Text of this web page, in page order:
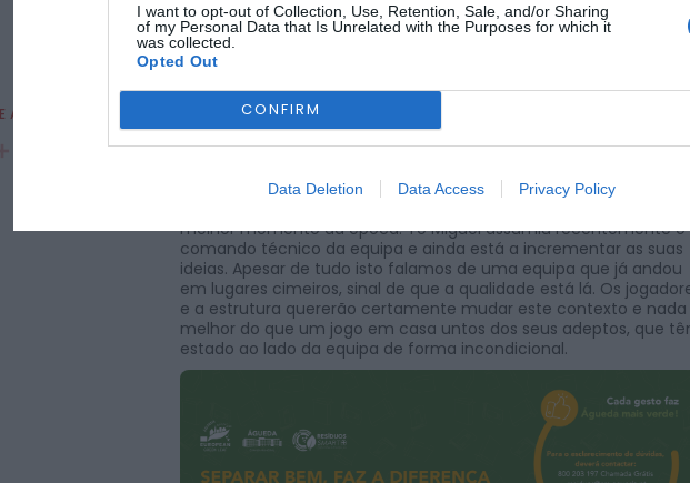
I want to opt-out of Collection, Use, Retention, Sale, and/or Sharing
of my Personal Data that Is Unrelated with the Purposes for which it
was collected.
Opted Out
CONFIRM
Data Deletion Data Access Privacy Policy
PORREDAÇÃO 2 DE FEVEREIRO, 2024
A Associação Desportiva Valonguense recebe no próximo
domingo no Campo Bastos Xavier a AA Avanca. O encontro do
melhor momento da época. Tó Miguel assumiu recentemente o
comando técnico da equipa e ainda está a incrementar as suas
ideias. Apesar de tudo isto falamos de uma equipa que já andou
em lugares cimeiros, sinal de que a qualidade está lá. Os
e a estrutura quererão certamente mudar este contexto e nada
melhor do que um jogo em casa untos dos seus adeptos, que
estado ao lado da equipa de forma incondicional.
ARTIGO